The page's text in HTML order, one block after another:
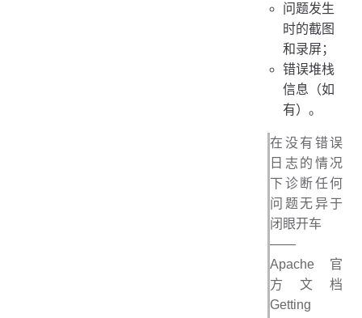
问题发生
时的截图
和录屏；
错误堆栈
信息（如
有）。
在没有错误
日志的情况
下诊断任何
问题无异于
闭眼开车
——
Apache 官
方文档
Getting